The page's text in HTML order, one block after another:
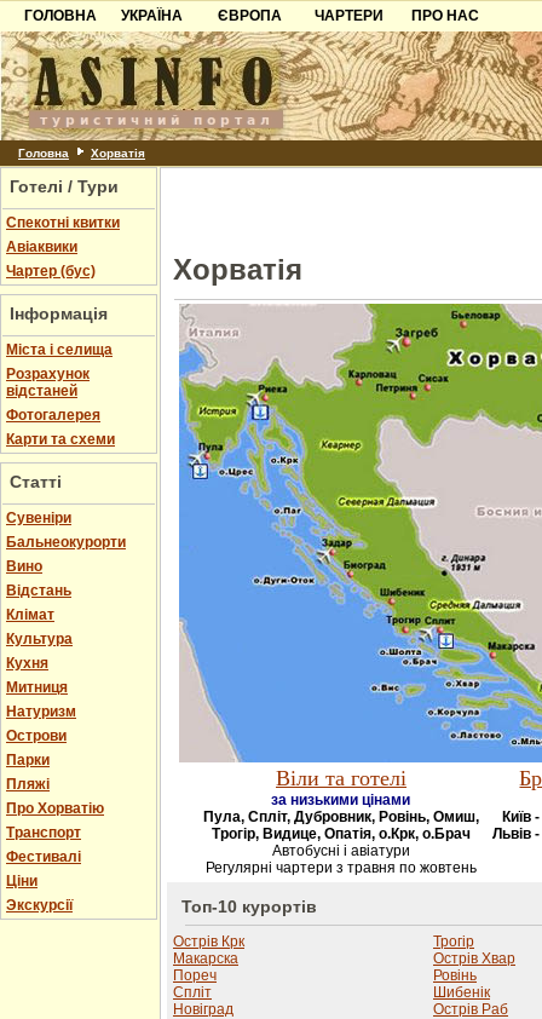
ГОЛОВНА
УКРАЇНА
Карпати
Азов
Причорноморря
Шацьк
ЄВРОПА
Чорногорія
Хорватія
Болгарія
ЧАРТЕРИ
ПРО НАС
Контакти
Партнерам
Додати готель
Головна Хорватія
Готелі / Тури
Спекотні квитки
Авіаквики
Чартер (бус)
Інформація
Міста і селища
Розрахунок
відстаней
Фотогалерея
Карти та схеми
Статті
Cувеніри
Бальнеокурорти
Вино
Відстань
Клімат
Культура
Кухня
Митниця
Натуризм
Острови
Парки
Пляжі
Про Хорватію
Транспорт
Фестивалі
Ціни
Экскурсії
Хорватія
Віли та готелі
за низькими цінами
Пула, Спліт, Дубровник, Ровінь, Омиш,
Трогір, Видице, Опатія, о.Крк, о.Брач
Автобусні і авіатури
Регулярні чартери з травня по жовтень
Київ
Львів
Топ-10 курортів
Острів Крк
Макарска
Пореч
Спліт
Новіград
Трогір
Острів Хвар
Ровінь
Шибенік
Острів Раб